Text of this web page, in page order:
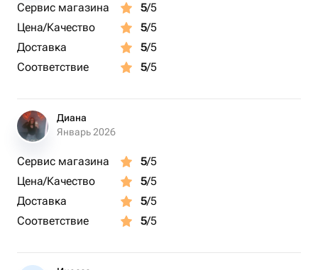
Сервис магазина 5/5
Цена/Качество
5/5
Доставка
5/5
Соответствие
5/5
Диана
Январь 2026
Сервис магазина 5/5
Цена/Качество
5/5
Доставка
5/5
Соответствие
5/5